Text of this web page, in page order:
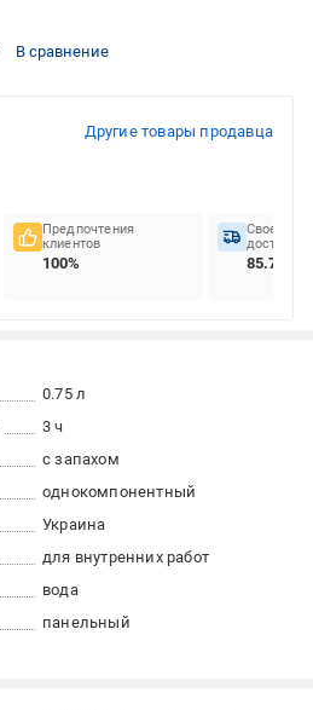
В сравнение
Другие товары продавца
Предпочтения
клиентов
100%
доставок
85.75%
0.75 л
3 ч
с запахом
однокомпонентный
Украина
для внутренних работ
вода
панельный